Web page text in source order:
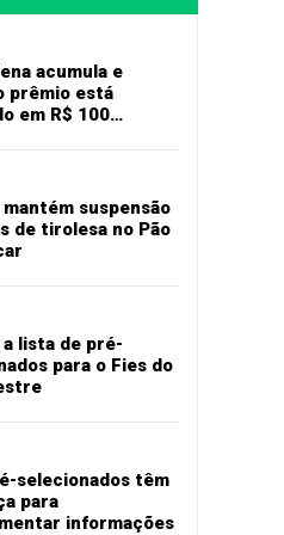
acumula e
prêmio está
em R$ 100
suspensão
de tirolesa no Pão
lista de pré-
para o Fies do
selecionados têm
para
informações